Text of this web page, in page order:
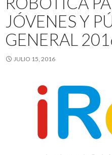
JÓVENES Y
GENERAL
JULIO 15, 2016